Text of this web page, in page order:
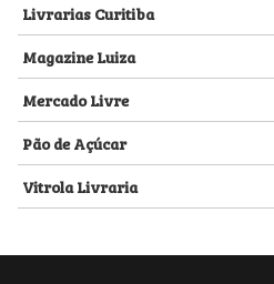
Livrarias Curitiba
Magazine Luiza
Mercado Livre
Pão de Açúcar
Vitrola Livraria